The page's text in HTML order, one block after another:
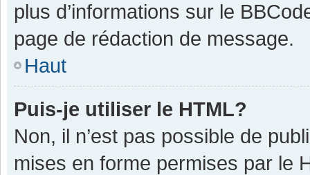
plus d’informations sur le
page de rédaction de message.
Haut
Puis-je utiliser le HTML?
Non, il n’est pas possible de
mises en forme permises par le